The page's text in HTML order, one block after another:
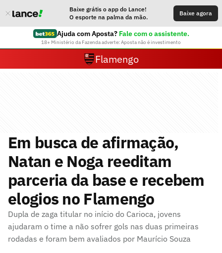
Baixe grátis o app do Lance!
O esporte na palma da mão.
Baixe agora
Ajuda com Aposta? Fale com o assistente.
18+ Ministério da Fazenda adverte: Aposta não é investimento
Flamengo
Em busca de afirmação,
Natan e Noga reeditam
parceria da base e recebem
elogios no Flamengo
Dupla de zaga titular no início do Carioca, jovens
ajudaram o time a não sofrer gols nas duas primeiras
rodadas e foram bem avaliados por Maurício Souza